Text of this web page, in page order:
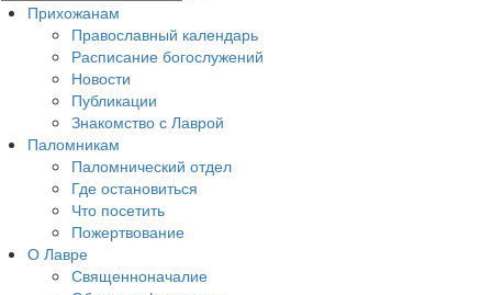
Прихожанам
Православный календарь
Расписание богослужений
Новости
Публикации
Знакомство с Лаврой
Паломникам
Паломнический отдел
Где остановиться
Что посетить
Пожертвование
О Лавре
Священноначалие